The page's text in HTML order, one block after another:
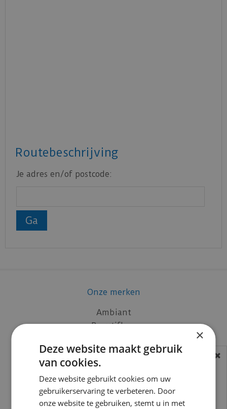
Routebeschrijving
Je adres en/of postcode:
Onze merken
Ambiant
Beautifloor
Coral
Co-Pro
Douwes Dekker
Küberit
mFLOR
BEREIKBAARHEID
In verband met de vakantie periode zijn wij
t/m 14 augustus telefonisch helaas niet
bereikbaar.
×
Deze website maakt gebruik
van cookies.
Deze website gebruikt cookies om uw
gebruikerservaring te verbeteren. Door
onze website te gebruiken, stemt u in met